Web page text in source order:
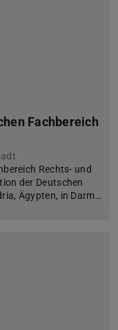
Fachbereich
Rechts- und
der Deutschen
Ägypten, in Darm…